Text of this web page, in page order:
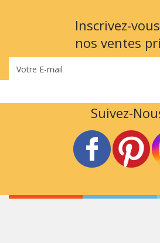
Inscrivez-
nos ventes
Votre E-mail
Suivez-